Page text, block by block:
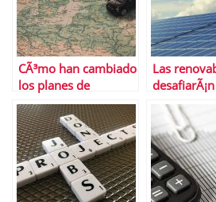
CÃ³mo han cambiado
los planes de
transporte en
Semana Santa las
restricciones
Las
del gas
largo plazo